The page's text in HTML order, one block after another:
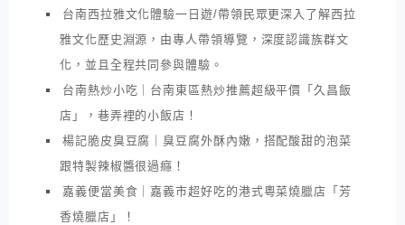
台南西拉雅文化體驗一日遊/帶領民眾更深入了解西拉
雅文化歷史淵源，由專人帶領導覽，深度認識族群文
化，並且全程共同參與體驗。
台南熱炒小吃｜台南東區熱炒推薦超級平價「久昌飯
店」，巷弄裡的小飯店！
楊記脆皮臭豆腐｜臭豆腐外酥內嫩，搭配酸甜的泡菜
跟特製辣椒醬很過癮！
嘉義便當美食｜嘉義市超好吃的港式粵菜燒臘店「芳
香燒臘店」！